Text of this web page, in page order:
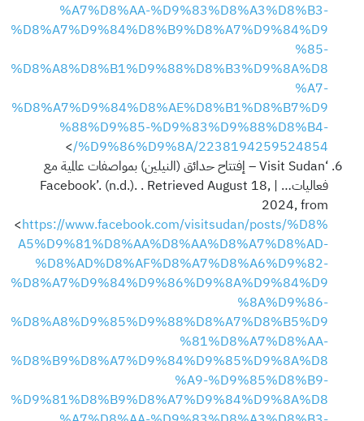
%A7%D8%AA-%D9%83%D8%A3%D8%B3-
%D8%A7%D9%84%D8%B9%D8%A7%D9%84%D9
%85-
%D8%A8%D8%B1%D9%88%D8%B3%D9%8A%D8
%A7-
%D8%A7%D9%84%D8%AE%D8%B1%D8%B7%D9
%88%D9%85-%D9%83%D9%88%D8%B4-
%D9%86%D9%8A/2238194259524854/
>
‘Visit Sudan – إفتتاح حدائق (النيلين) بمواصفات عالمية مع
فعاليات… | Facebook’. (n.d.). . Retrieved August 18,
2024, from
<https://www.facebook.com/visitsudan/posts/%D8%
A5%D9%81%D8%AA%D8%AA%D8%A7%D8%AD-
%D8%AD%D8%AF%D8%A7%D8%A6%D9%82-
%D8%A7%D9%84%D9%86%D9%8A%D9%84%D9
%8A%D9%86-
%D8%A8%D9%85%D9%88%D8%A7%D8%B5%D9
%81%D8%A7%D8%AA-
%D8%B9%D8%A7%D9%84%D9%85%D9%8A%D8
%A9-%D9%85%D8%B9-
%D9%81%D8%B9%D8%A7%D9%84%D9%8A%D8